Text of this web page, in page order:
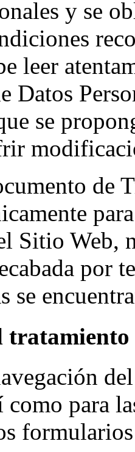
y se
leer
Datos
se
de
Sitio Web,
por
se
como para